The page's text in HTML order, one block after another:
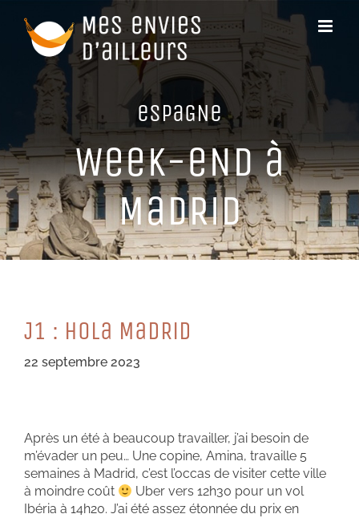
contenu
eSPaGNe
WeeK-eND à
MaDRiD
J1 : HoLa MaDRiD
22 septembre 2023
Après un été à beaucoup travailler, j’ai besoin de
m’évader un peu… Une copine, Amina, travaille 5
semaines à Madrid, c’est l’occas de visiter cette ville
à moindre coût
Uber vers 12h30 pour un vol
Ibéria à 14h20. J’ai été assez étonnée du prix en